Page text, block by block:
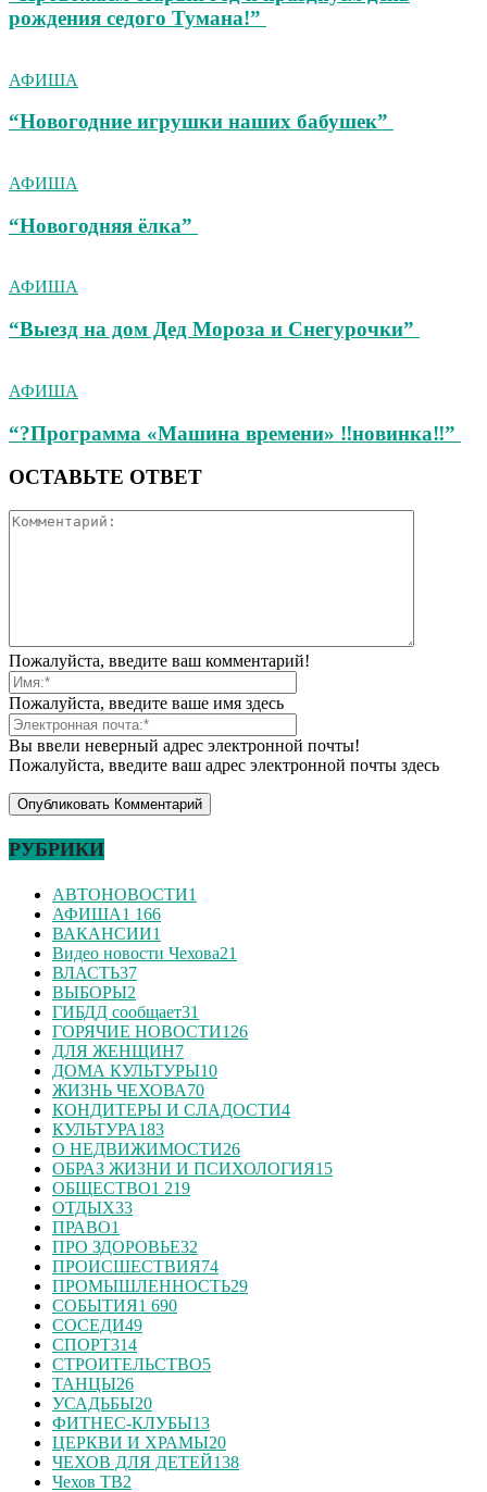
рождения седого Тумана!”
АФИША
“Новогодние игрушки наших бабушек”
АФИША
“Новогодняя ёлка”
АФИША
“Выезд на дом Дед Мороза и Снегурочки”
АФИША
“?Программа «Машина времени» ‼новинка‼”
ОСТАВЬТЕ ОТВЕТ
Пожалуйста, введите ваш комментарий!
Пожалуйста, введите ваше имя здесь
Вы ввели неверный адрес электронной почты!
Пожалуйста, введите ваш адрес электронной почты здесь
РУБРИКИ
АВТОНОВОСТИ1
АФИША1 166
ВАКАНСИИ1
Видео новости Чехова21
ВЛАСТЬ37
ВЫБОРЫ2
ГИБДД сообщает31
ГОРЯЧИЕ НОВОСТИ126
ДЛЯ ЖЕНЩИН7
ДОМА КУЛЬТУРЫ10
ЖИЗНЬ ЧЕХОВА70
КОНДИТЕРЫ И СЛАДОСТИ4
КУЛЬТУРА183
О НЕДВИЖИМОСТИ26
ОБРАЗ ЖИЗНИ И ПСИХОЛОГИЯ15
ОБЩЕСТВО1 219
ОТДЫХ33
ПРАВО1
ПРО ЗДОРОВЬЕ32
ПРОИСШЕСТВИЯ74
ПРОМЫШЛЕННОСТЬ29
СОБЫТИЯ1 690
СОСЕДИ49
СПОРТ314
СТРОИТЕЛЬСТВО5
ТАНЦЫ26
УСАДЬБЫ20
ФИТНЕС-КЛУБЫ13
ЦЕРКВИ И ХРАМЫ20
ЧЕХОВ ДЛЯ ДЕТЕЙ138
Чехов ТВ2